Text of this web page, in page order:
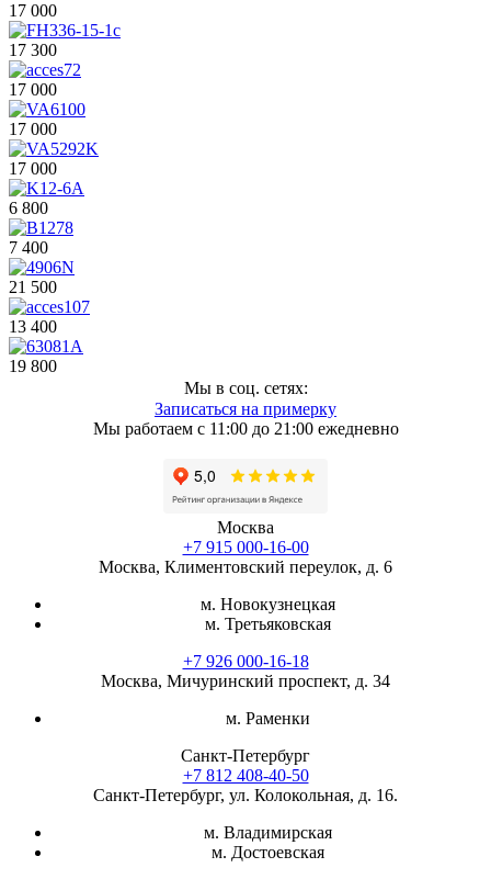
17 000
17 300
17 000
17 000
17 000
6 800
7 400
21 500
13 400
19 800
Мы в соц. сетях:
Записаться на примерку
Мы работаем с 11:00 до 21:00 ежедневно
Москва
+7 915 000-16-00
Москва, Климентовский переулок, д. 6
м. Новокузнецкая
м. Третьяковская
+7 926 000-16-18
Москва, Мичуринский проспект, д. 34
м. Раменки
Санкт-Петербург
+7 812 408-40-50
Санкт-Петербург, ул. Колокольная, д. 16.
м. Владимирская
м. Достоевская